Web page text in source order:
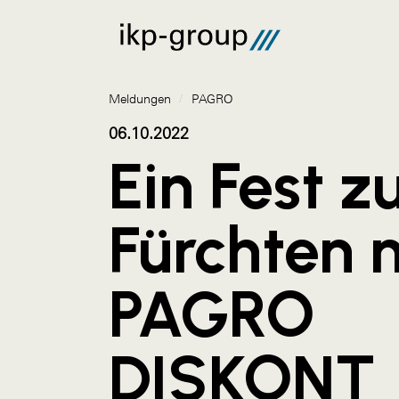
Meldungen / PAGRO
06.10.2022
Ein Fest
Fürchten
PAGRO
DISKONT